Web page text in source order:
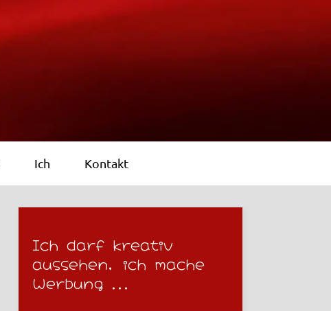
Ich Kontakt
Ich darf kreativ
aussehen, ich mache
Werbung ...